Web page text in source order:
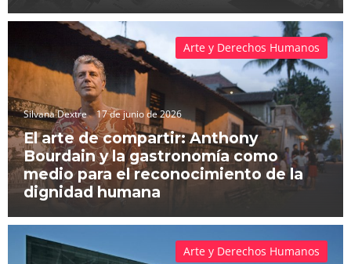
Silvana Dextre 17 de junio de 2026
El arte de compartir: Anthony
Bourdain y la gastronomía como
medio para el reconocimiento de la
dignidad humana
Arte y Derechos Humanos
Arte y Derechos Humanos